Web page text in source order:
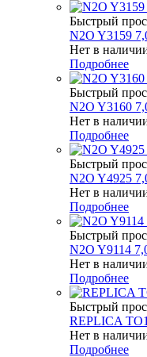
Быстрый
N2O Y3159
Нет в
Подробнее
Быстрый
N2O Y3160
Нет в
Подробнее
Быстрый
N2O Y4925
Нет в
Подробнее
Быстрый
N2O Y9114
Нет в
Подробнее
Быстрый
REPLICA
Нет в
Подробнее